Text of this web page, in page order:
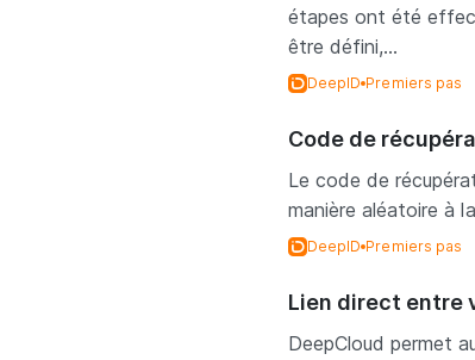
étapes ont été
être défini,...
DeepID Premiers pas
Code de
Le code de
manière aléatoire à
DeepID Premiers pas
Lien direct entre
DeepCloud permet